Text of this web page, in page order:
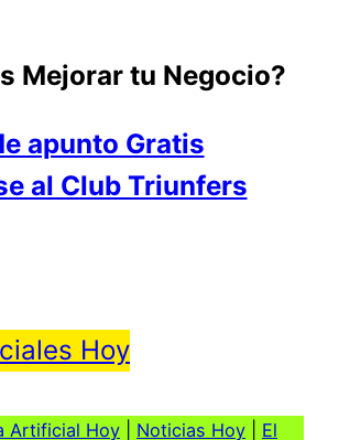
Mejorar tu Negocio?
apunto Gratis
al Club Triunfers
Hoy
Artificial Hoy Noticias Hoy El